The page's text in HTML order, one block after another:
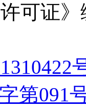
许可证
第091